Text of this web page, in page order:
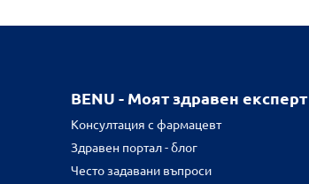
BENU - Моят здравен експерт
Консултация с фармацевт
Здравен портал - блог
Често задавани въпроси